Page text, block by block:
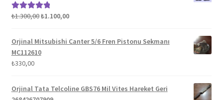
5 üzerinden
₺1.300,00Orijinal
₺1.300,00.
₺1.100,00Şu
fiyat:
Orjinal Mitsubishi Canter 5/6 Fren Pistonu Sekmanı
MC112610
₺330,00
Orjinal Tata Telcoline GBS76 Mil Vites Hareket Geri